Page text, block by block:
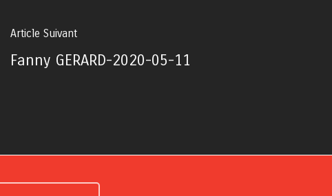
Article Suivant
Fanny GERARD-2020-05-11